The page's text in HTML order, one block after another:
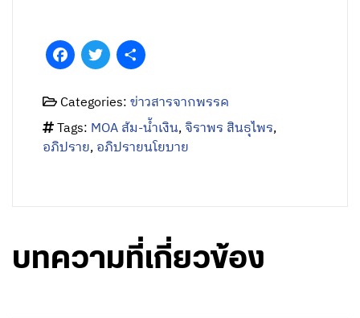
FacebookTwitter
Categories:ข่าวสารจากพรรค
Tags: MOA ส้ม-น้ำเงิน,จิราพร สินธุไพร,
อภิปราย,อภิปรายนโยบาย
บทความที่เกี่ยวข้อง